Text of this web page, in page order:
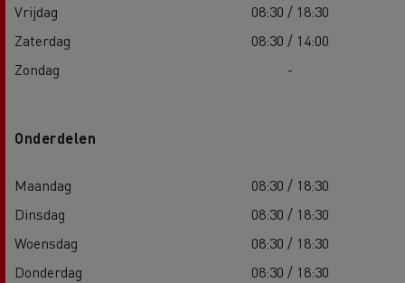
Vrijdag
08:30 / 18:30
Zaterdag
08:30 / 14:00
Zondag
-
Onderdelen
Maandag
08:30 / 18:30
Dinsdag
08:30 / 18:30
Woensdag
08:30 / 18:30
Donderdag
08:30 / 18:30